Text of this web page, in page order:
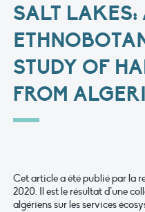
SALT LAKES:
STUDY OF
FROM
Cet article a été publié par la
2020. Il est le résultat d’une
algériens sur les services